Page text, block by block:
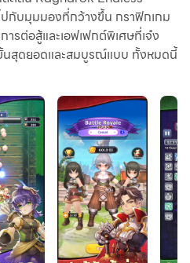
จะไม่ต้องกังวลกับพลังของ
รและการซิงค์ คุณสามารถ
การแบ่งปันรูปภาพ วิดีโอ และ
Trails และเรียกใช้บนพีซีของ
นาดใหญ่และคุณภาพความคม
กับมุมมองที่กว้างขึ้น กราฟิกเกม
รต่อสู้และเอฟเฟกต์พิเศษที่เจ๋ง
นสุดยอดและสมบูรณ์แบบ ทั้งหมดนี้